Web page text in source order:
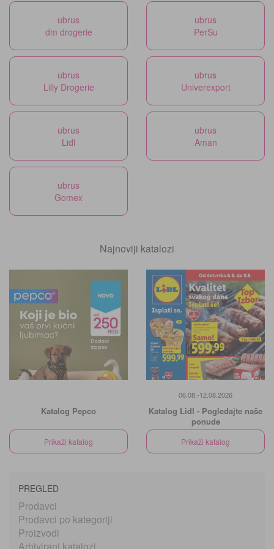
ubrus
dm drogerie
ubrus
PerSu
ubrus
Lilly Drogerie
ubrus
Univerexport
ubrus
Lidl
ubrus
Aman
ubrus
Gomex
Najnoviji katalozi
Katalog Pepco
Prikaži katalog
06.08.-12.08.2026
Katalog Lidl - Pogledajte naše
ponude
Prikaži katalog
PREGLED
Prodavci
Prodavci po kategoriji
Proizvodi
Arhivirani katalozi